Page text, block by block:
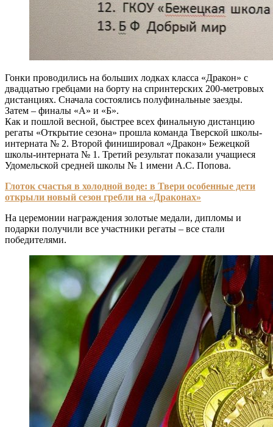
Гонки проводились на больших лодках класса «Дракон» с
двадцатью гребцами на борту на спринтерских 200-метровых
дистанциях. Сначала состоялись полуфинальные заезды.
Затем – финалы «А» и «Б».
Как и пошлой весной, быстрее всех финальную дистанцию
регаты «Открытие сезона» прошла команда Тверской школы-
интерната № 2. Второй финишировал «Дракон» Бежецкой
школы-интерната № 1. Третий результат показали учащиеся
Удомельской средней школы № 1 имени А.С. Попова.
Глоток счастья в холодной воде: в Твери особенные дети
открыли новый сезон гребли на «Драконах»
На церемонии награждения золотые медали, дипломы и
подарки получили все участники регаты – все стали
победителями.